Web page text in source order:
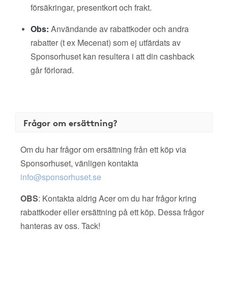
försäkringar, presentkort och frakt.
Obs: Användande av rabattkoder och andra
rabatter (t ex Mecenat) som ej utfärdats av
Sponsorhuset kan resultera i att din cashback
går förlorad.
Frågor om ersättning?
Om du har frågor om ersättning från ett köp via
Sponsorhuset, vänligen kontakta
info@sponsorhuset.se
OBS: Kontakta aldrig Acer om du har frågor kring
rabattkoder eller ersättning på ett köp. Dessa frågor
hanteras av oss. Tack!